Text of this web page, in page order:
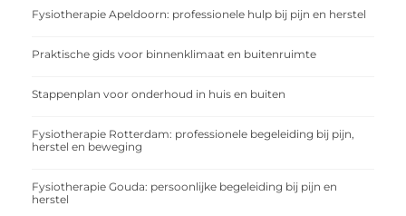
Fysiotherapie Apeldoorn: professionele hulp bij pijn en herstel
Praktische gids voor binnenklimaat en buitenruimte
Stappenplan voor onderhoud in huis en buiten
Fysiotherapie Rotterdam: professionele begeleiding bij pijn,
herstel en beweging
Fysiotherapie Gouda: persoonlijke begeleiding bij pijn en
herstel